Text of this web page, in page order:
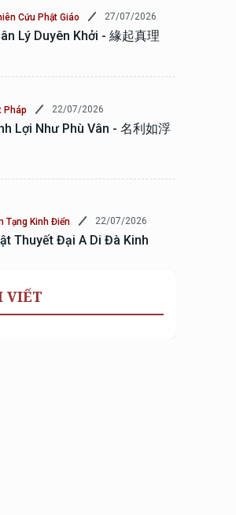
Cứu Phật Giáo 27/07/2026
Lý Duyên Khởi - 緣起真理
Pháp 22/07/2026
Lợi Như Phù Vân - 名利如浮
Tạng Kinh Điển 22/07/2026
Thuyết Đại A Di Đà Kinh
VIẾT